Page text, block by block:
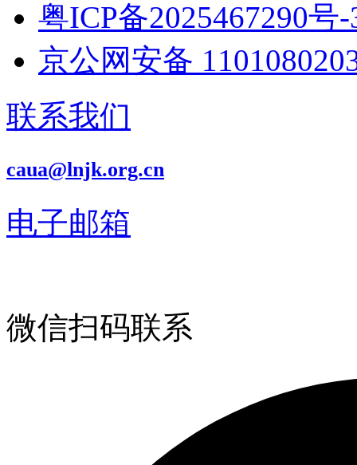
粤ICP备2025467290号-
京公网安备
联系我们
caua@lnjk.org.cn
电子邮箱
微信扫码联系